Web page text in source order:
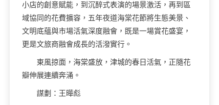
小店的創意賦能，到沉醉式表演的場景激活，再到區
域協同的花費擴容，五年夜道海棠花節將生態美景、
文明底蘊與市場活氣深度融會，既是一場賞花盛宴，
更是文旅商融會成長的活潑實行。
東風掠面，海棠盛放，津城的春日活氣，正隨花
瓣伸展連續奔涌。
謀劃：王曄彪